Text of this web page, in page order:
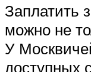
Заплатить
можно не
У
доступных